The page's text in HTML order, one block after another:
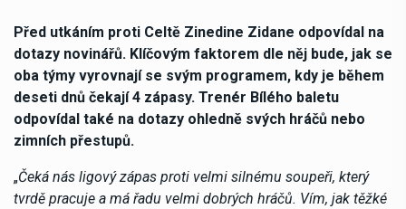
Před utkáním proti Celtě Zinedine Zidane odpovídal na
dotazy novinářů. Klíčovým faktorem dle něj bude, jak se
oba týmy vyrovnají se svým programem, kdy je během
deseti dnů čekají 4 zápasy. Trenér Bílého baletu
odpovídal také na dotazy ohledně svých hráčů nebo
zimních přestupů.
„Čeká nás ligový zápas proti velmi silnému soupeři, který
tvrdě pracuje a má řadu velmi dobrých hráčů. Vím, jak těžké